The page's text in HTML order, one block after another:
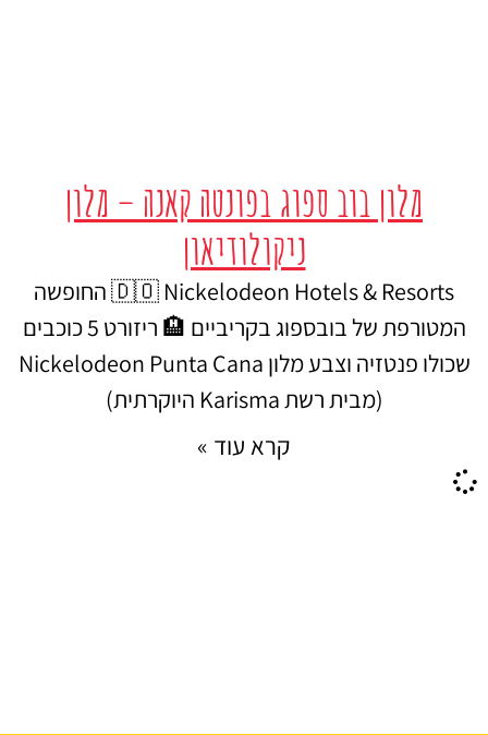
מלון בוב ספוג בפונטה קאנה – מלון
ניקולודיאון
🇩🇴 Nickelodeon Hotels & Resorts החופשה
המטורפת של בובספוג בקריביים 🏨 ריזורט 5 כוכבים
שכולו פנטזיה וצבע מלון Nickelodeon Punta Cana
(מבית רשת Karisma היוקרתית)
קרא עוד »